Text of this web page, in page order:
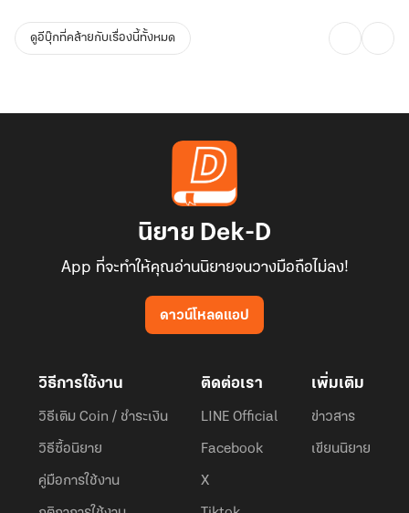
ดูอีบุ๊กที่คล้ายกับเรื่องนี้ทั้งหมด
นิยาย Dek-D
App ที่จะทำให้คุณอ่านนิยายจนวางมือถือไม่ลง!
ดาวน์โหลดแอป
วิธีการใช้งาน
วิธีเติม Coin / ชำระเงิน
วิธีซื้อนิยาย
คู่มือการใช้งาน
ติดต่อเรา
LINE Official
Facebook
X
เพิ่มเติม
ข่าวสาร
เขียนนิยาย